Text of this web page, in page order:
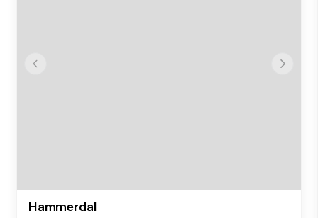
Hammerdal